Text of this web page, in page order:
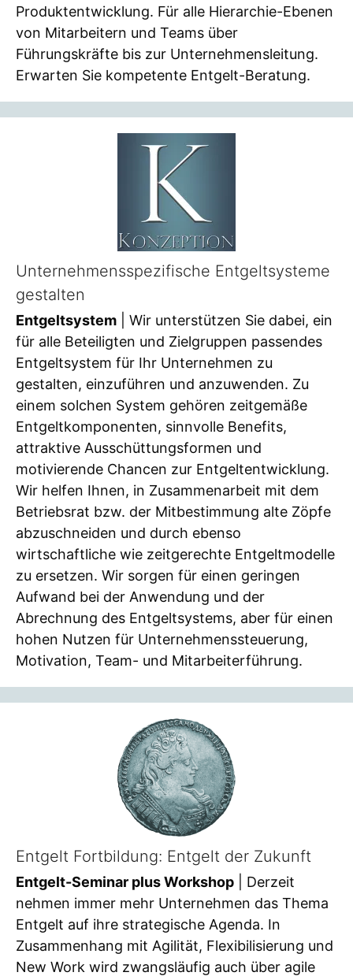
Produktentwicklung. Für alle Hierarchie-Ebenen
von Mitarbeitern und Teams über
Führungskräfte bis zur Unternehmensleitung.
Erwarten Sie kompetente Entgelt-Beratung.
Unternehmensspezifische Entgeltsysteme
gestalten
Entgeltsystem | Wir unterstützen Sie dabei, ein
für alle Beteiligten und Zielgruppen passendes
Entgeltsystem für Ihr Unternehmen zu
gestalten, einzuführen und anzuwenden. Zu
einem solchen System gehören zeitgemäße
Entgeltkomponenten, sinnvolle Benefits,
attraktive Ausschüttungsformen und
motivierende Chancen zur Entgeltentwicklung.
Wir helfen Ihnen, in Zusammenarbeit mit dem
Betriebsrat bzw. der Mitbestimmung alte Zöpfe
abzuschneiden und durch ebenso
wirtschaftliche wie zeitgerechte Entgeltmodelle
zu ersetzen. Wir sorgen für einen geringen
Aufwand bei der Anwendung und der
Abrechnung des Entgeltsystems, aber für einen
hohen Nutzen für Unternehmenssteuerung,
Motivation, Team- und Mitarbeiterführung.
Entgelt Fortbildung: Entgelt der Zukunft
Entgelt-Seminar plus Workshop | Derzeit
nehmen immer mehr Unternehmen das Thema
Entgelt auf ihre strategische Agenda. In
Zusammenhang mit Agilität, Flexibilisierung und
New Work wird zwangsläufig auch über agile